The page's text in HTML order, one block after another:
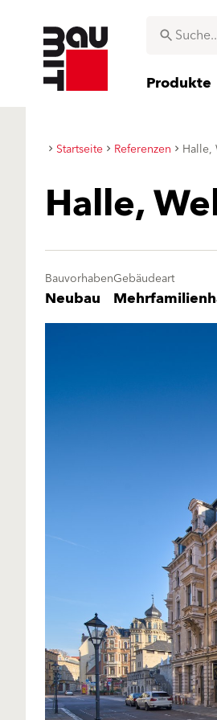
Produkte
Startseite Referenzen Halle,
Halle,
Bauvorhaben
Neubau
Gebäudeart